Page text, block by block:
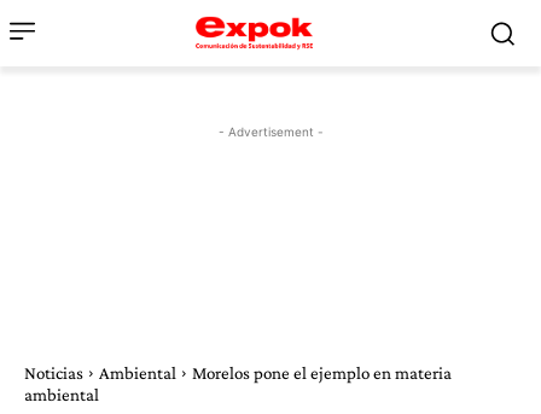
- Advertisement -
Noticias Ambiental
Morelos pone el ejemplo en materia
ambiental